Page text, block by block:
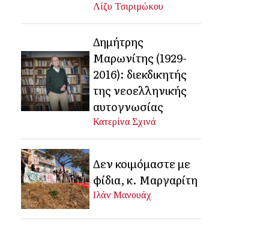
Λίζυ Τσιριμώκου
Δημήτρης
Μαρωνίτης (1929-
2016): διεκδικητής
της νεοελληνικής
αυτογνωσίας
Κατερίνα Σχινά
Δεν κοιμόμαστε με
φίδια, κ. Μαργαρίτη
Ιλάν Μανουάχ